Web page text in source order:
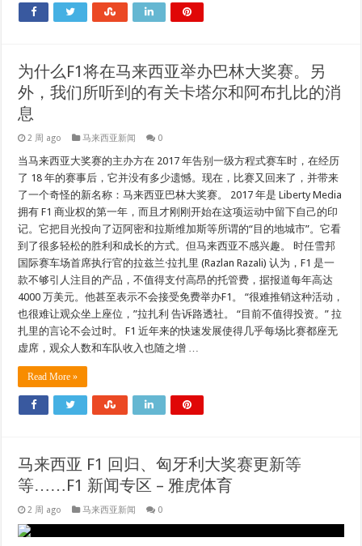
为什么F1将在马来西亚举办巴林大奖赛。另
外，我们所听到的有关卡塔尔和阿布扎比的消
息
2 周 ago 马来西亚新闻 0
当马来西亚大奖赛的主办方在 2017 年告别一级方程式赛车时，在经历
了 18 年的赛事后，它并没有多少遗憾。现在，比赛又回来了，并带来
了一个奇怪的新名称：马来西亚巴林大奖赛。 2017 年是 Liberty Media
拥有 F1 商业权的第一年，而且才刚刚开始在这项运动中留下自己的印
记。它把目光投向了迈阿密和拉斯维加斯等所谓的“目的地城市”。它看
到了很多轻松的胜利和成长的方式。但马来西亚不感兴趣。 时任雪邦
国际赛车场首席执行官的拉兹兰·拉扎里 (Razlan Razali) 认为，F1 是一
款不够引人注目的产品，不值得支付高昂的托管费，据报道每年高达
4000 万美元。他甚至表示不会接受免费举办F1。 “很难推销这种活动，
也很难让观众坐上座位，”拉扎利 告诉路透社。 “目前不值得投资。” 拉
扎里的言论不会过时。 F1 近年来的快速发展使得几乎每场比赛都座无
虚席，观众人数和车队收入也随之增 …
Read More »
马来西亚 F1 回归、匈牙利大奖赛更新等
等……F1 新闻专区 – 雅虎体育
2 周 ago 马来西亚新闻 0